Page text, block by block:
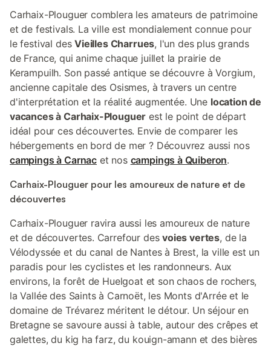
Carhaix-Plouguer comblera les amateurs de patrimoine
et de festivals. La ville est mondialement connue pour
le festival desVieilles Charrues, l'un des plus grands
de France, qui anime chaque juillet la prairie de
Kerampuilh. Son passé antique se découvre à Vorgium,
ancienne capitale des Osismes, à travers un centre
d'interprétation et la réalité augmentée. Une location de
vacances à Carhaix-Plouguer est le point de départ
idéal pour ces découvertes. Envie de comparer les
hébergements en bord de mer ? Découvrez aussi nos
campings à Carnac et nos campings à Quiberon.
Carhaix-Plouguer pour les amoureux de nature et de
découvertes
Carhaix-Plouguer ravira aussi les amoureux de nature
et de découvertes. Carrefour desvoies vertes, de la
Vélodyssée et du canal de Nantes à Brest, la ville est un
paradis pour les cyclistes et les randonneurs. Aux
environs, la forêt de Huelgoat et son chaos de rochers,
la Vallée des Saints à Carnoët, les Monts d'Arrée et le
domaine de Trévarez méritent le détour. Un séjour en
Bretagne se savoure aussi à table, autour des crêpes et
galettes, du kig ha farz, du kouign-amann et des bières